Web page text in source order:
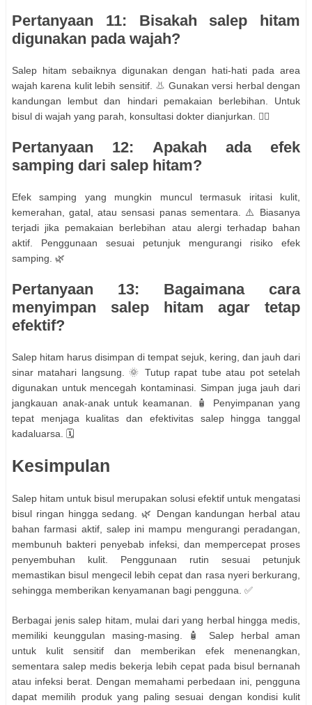
Pertanyaan 11: Bisakah salep hitam
digunakan pada wajah?
Salep hitam sebaiknya digunakan dengan hati-hati pada area
wajah karena kulit lebih sensitif. 👃 Gunakan versi herbal dengan
kandungan lembut dan hindari pemakaian berlebihan. Untuk
bisul di wajah yang parah, konsultasi dokter dianjurkan. 👩‍⚕️
Pertanyaan 12: Apakah ada efek
samping dari salep hitam?
Efek samping yang mungkin muncul termasuk iritasi kulit,
kemerahan, gatal, atau sensasi panas sementara. ⚠️ Biasanya
terjadi jika pemakaian berlebihan atau alergi terhadap bahan
aktif. Penggunaan sesuai petunjuk mengurangi risiko efek
samping. 🌿
Pertanyaan 13: Bagaimana cara
menyimpan salep hitam agar tetap
efektif?
Salep hitam harus disimpan di tempat sejuk, kering, dan jauh dari
sinar matahari langsung. 🌞 Tutup rapat tube atau pot setelah
digunakan untuk mencegah kontaminasi. Simpan juga jauh dari
jangkauan anak-anak untuk keamanan. 🧴 Penyimpanan yang
tepat menjaga kualitas dan efektivitas salep hingga tanggal
kadaluarsa. 🗓️
Kesimpulan
Salep hitam untuk bisul merupakan solusi efektif untuk mengatasi
bisul ringan hingga sedang. 🌿 Dengan kandungan herbal atau
bahan farmasi aktif, salep ini mampu mengurangi peradangan,
membunuh bakteri penyebab infeksi, dan mempercepat proses
penyembuhan kulit. Penggunaan rutin sesuai petunjuk
memastikan bisul mengecil lebih cepat dan rasa nyeri berkurang,
sehingga memberikan kenyamanan bagi pengguna. ✅
Berbagai jenis salep hitam, mulai dari yang herbal hingga medis,
memiliki keunggulan masing-masing. 🧴 Salep herbal aman
untuk kulit sensitif dan memberikan efek menenangkan,
sementara salep medis bekerja lebih cepat pada bisul bernanah
atau infeksi berat. Dengan memahami perbedaan ini, pengguna
dapat memilih produk yang paling sesuai dengan kondisi kulit